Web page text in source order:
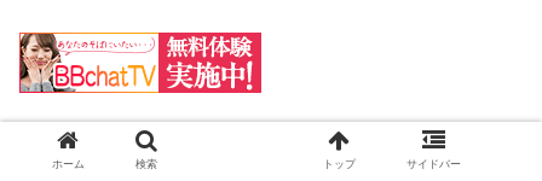
ホーム 検索 トップ サイドバー